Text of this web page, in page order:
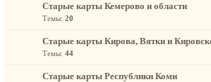
Старые карты Кемерово и области
Темы: 20
Старые карты Кирова, Вятки и
Темы: 44
Старые карты Республики Коми